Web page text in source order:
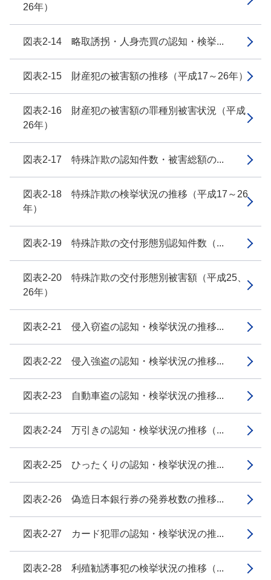
26年）
図表2-14 略取誘拐・人身売買の認知・検挙...
図表2-15 財産犯の被害額の推移（平成17～26年）
図表2-16 財産犯の被害額の罪種別被害状況（平成
26年）
図表2-17 特殊詐欺の認知件数・被害総額の...
図表2-18 特殊詐欺の検挙状況の推移（平成17～26
年）
図表2-19 特殊詐欺の交付形態別認知件数（...
図表2-20 特殊詐欺の交付形態別被害額（平成25、
26年）
図表2-21 侵入窃盗の認知・検挙状況の推移...
図表2-22 侵入強盗の認知・検挙状況の推移...
図表2-23 自動車盗の認知・検挙状況の推移...
図表2-24 万引きの認知・検挙状況の推移（...
図表2-25 ひったくりの認知・検挙状況の推...
図表2-26 偽造日本銀行券の発券枚数の推移...
図表2-27 カード犯罪の認知・検挙状況の推...
図表2-28 利殖勧誘事犯の検挙状況の推移（...